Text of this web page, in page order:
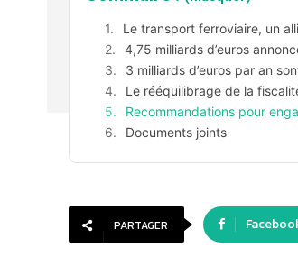
Le transport ferroviaire, un
4,75 milliards d’euros
3 milliards d’euros par an
Le rééquilibrage de la
Recommandations pour
Documents joints
PARTAGER